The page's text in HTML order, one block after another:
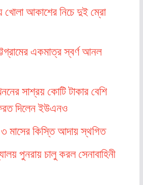
খোলা আকাশের নিচে দুই ম্রো
একমাত্র স্বর্ণ আনল
সাশ্রয় কোটি টাকার বেশি
দিলেন ইউএনও
৩ মাসের কিস্তি আদায় স্থগিত
পুনরায় চালু করল সেনাবাহিনী